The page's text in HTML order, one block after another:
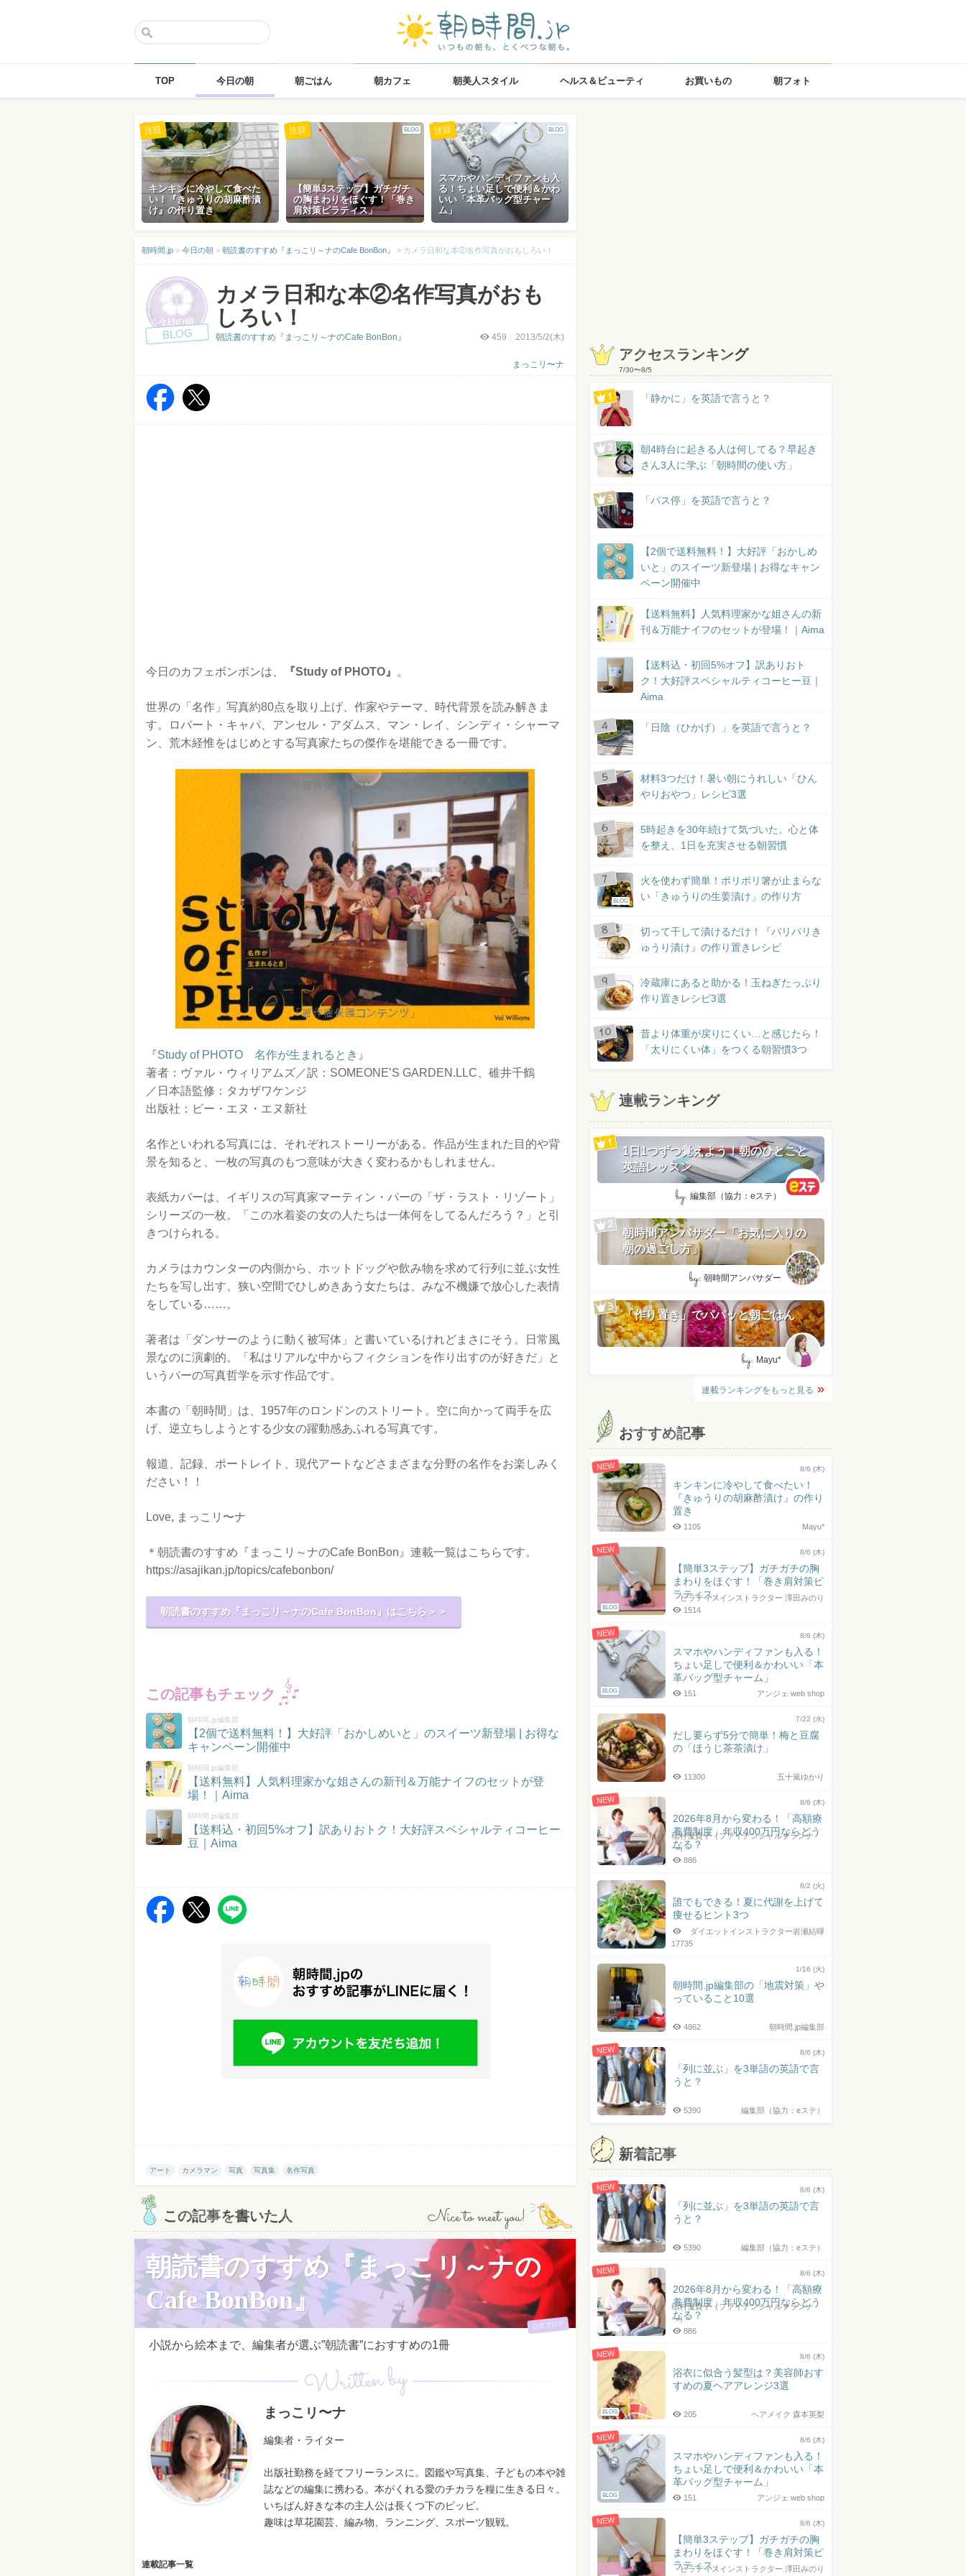
TOP 今日の朝 朝ごはん 朝カフェ 朝美人スタイル ヘルス＆ビューティ お買いもの 朝フォト
キンキンに冷やして食べた
い！『きゅうりの胡麻酢漬
け』の作り置き
注目 BLOG
【簡単3ステップ】ガチガチ
の胸まわりをほぐす！「巻き
肩対策ピラティス」
注目 BLOG
スマホやハンディファンも入
る！ちょい足しで便利＆かわ
いい「本革バッグ型チャー
ム」
注目
朝時間.jp > 今日の朝 > 朝読書のすすめ『まっこリ～ナのCafe BonBon』 > カメラ日和な本②名作写真がおもしろい！
BLOG
カメラ日和な本②名作写真がおも
しろい！
459 2013/5/2(木)
まっこリ〜ナ
朝読書のすすめ『まっこリ～ナのCafe BonBon』
今日のカフェボンボンは、 『Study of PHOTO』 。
世界の「名作」写真約80点を取り上げ、作家やテーマ、時代背景を読み解きま
す。ロバート・キャパ、アンセル・アダムス、マン・レイ、シンディ・シャーマ
ン、荒木経惟をはじめとする写真家たちの傑作を堪能できる一冊です。
『Study of PHOTO 名作が生まれるとき 』
著者：ヴァル・ウィリアムズ／訳：SOMEONE’S GARDEN.LLC、碓井千鶴
／日本語監修：タカザワケンジ
出版社：ビー・エヌ・エヌ新社
名作といわれる写真には、それぞれストーリーがある。作品が生まれた目的や背
景を知ると、一枚の写真のもつ意味が大きく変わるかもしれません。
表紙カバーは、イギリスの写真家マーティン・パーの「ザ・ラスト・リゾート」
シリーズの一枚。「この水着姿の女の人たちは一体何をしてるんだろう？」と引
きつけられる。
カメラはカウンターの内側から、ホットドッグや飲み物を求めて行列に並ぶ女性
たちを写し出す。狭い空間でひしめきあう女たちは、みな不機嫌で放心した表情
をしている……。
著者は「ダンサーのように動く被写体」と書いているけれどまさにそう。日常風
景なのに演劇的。「私はリアルな中からフィクションを作り出すのが好きだ」と
いうパーの写真哲学を示す作品です。
本書の「朝時間」は、1957年のロンドンのストリート。空に向かって両手を広
げ、逆立ちしようとする少女の躍動感あふれる写真です。
報道、記録、ポートレイト、現代アートなどさまざまな分野の名作をお楽しみく
ださい！！
Love, まっこリ〜ナ
＊朝読書のすすめ『まっこリ～ナのCafe BonBon』連載一覧はこちらです。
https://asajikan.jp/topics/cafebonbon/
朝読書のすすめ『まっこリ～ナのCafe BonBon』はこちら＞＞
この記事もチェック
朝時間.jp編集部
【2個で送料無料！】大好評「おかしめいと」のスイーツ新登場 | お得な
キャンペーン開催中
朝時間.jp編集部
【送料無料】人気料理家かな姐さんの新刊＆万能ナイフのセットが登
場！｜Aima
朝時間.jp編集部
【送料込・初回5%オフ】訳ありおトク！大好評スペシャルティコーヒー
豆｜Aima
アート カメラマン 写真 写真集 名作写真
この記事を書いた人 Nice to meet you!
朝読書のすすめ『まっこリ～ナの
Cafe BonBon』
公式ブログ
小説から絵本まで、編集者が選ぶ”朝読書”におすすめの1冊
Written by
まっこリ〜ナ
編集者・ライター
出版社勤務を経てフリーランスに。図鑑や写真集、子どもの本や雑
誌などの編集に携わる。本がくれる愛のチカラを糧に生きる日々。
いちばん好きな本の主人公は長くつ下のピッピ。
趣味は草花園芸、編み物、ランニング、スポーツ観戦。
連載記事一覧
アクセスランキング
7/30〜8/5
「静かに」を英語で言うと？
朝4時台に起きる人は何してる？早起き
さん3人に学ぶ「朝時間の使い方」
「バス停」を英語で言うと？
【2個で送料無料！】大好評「おかしめ
いと」のスイーツ新登場 | お得なキャン
ペーン開催中
【送料無料】人気料理家かな姐さんの新
刊＆万能ナイフのセットが登場！｜Aima
【送料込・初回5%オフ】訳ありおト
ク！大好評スペシャルティコーヒー豆｜
Aima
「日陰（ひかげ）」を英語で言うと？
材料3つだけ！暑い朝にうれしい「ひん
やりおやつ」レシピ3選
5時起きを30年続けて気づいた。心と体
を整え、1日を充実させる朝習慣
BLOG
火を使わず簡単！ポリポリ箸が止まらな
い「きゅうりの生姜漬け」の作り方
切って干して漬けるだけ！『パリパリき
ゅうり漬け』の作り置きレシピ
冷蔵庫にあると助かる！玉ねぎたっぷり
作り置きレシピ3選
昔より体重が戻りにくい…と感じたら！
「太りにくい体」をつくる朝習慣3つ
連載ランキング
1日1つずつ覚えよう！朝のひとこと
英語レッスン
by: 編集部（協力：eステ）
朝時間アンバサダー「お気に入りの
朝の過ごし方」
by: 朝時間アンバサダー
「作り置き」でパパッと朝ごはん
by: Mayu*
連載ランキングをもっと見る
おすすめ記事
NEW 8/6 (木)
キンキンに冷やして食べたい！
『きゅうりの胡麻酢漬け』の作り
置き
Mayu*
1105
NEW
BLOG
8/6 (木)
【簡単3ステップ】ガチガチの胸
まわりをほぐす！「巻き肩対策ピ
ラティス」
ピラティスインストラクター 澤田みのり
1514
NEW
BLOG
8/6 (木)
スマホやハンディファンも入る！
ちょい足しで便利＆かわいい「本
革バッグ型チャーム」
アンジェ web shop
151
7/22 (水)
だし要らず5分で簡単！梅と豆腐
の「ほうじ茶茶漬け」
五十嵐ゆかり
11300
NEW 8/6 (木)
2026年8月から変わる！「高額療
養費制度」年収400万円ならどう
なる？
稲村優貴子（ファイナンシャルプランナ
ー）
886
8/2 (火)
誰でもできる！夏に代謝を上げて
痩せるヒント3つ
ダイエットインストラクター岩瀬結暉
17735
1/16 (火)
朝時間.jp編集部の「地震対策」や
っていること10選
朝時間.jp編集部
4862
NEW 8/6 (木)
「列に並ぶ」を3単語の英語で言
うと？
編集部（協力：eステ）
5390
新着記事
NEW 8/6 (木)
「列に並ぶ」を3単語の英語で言
うと？
編集部（協力：eステ）
5390
NEW 8/6 (木)
2026年8月から変わる！「高額療
養費制度」年収400万円ならどう
なる？
稲村優貴子（ファイナンシャルプランナ
ー）
886
NEW
BLOG
8/6 (木)
浴衣に似合う髪型は？美容師おす
すめの夏ヘアアレンジ3選
ヘアメイク 森本英梨
205
NEW
BLOG
8/6 (木)
スマホやハンディファンも入る！
ちょい足しで便利＆かわいい「本
革バッグ型チャーム」
アンジェ web shop
151
NEW 8/6 (木)
【簡単3ステップ】ガチガチの胸
まわりをほぐす！「巻き肩対策ピ
ラティス」
ピラティスインストラクター 澤田みのり